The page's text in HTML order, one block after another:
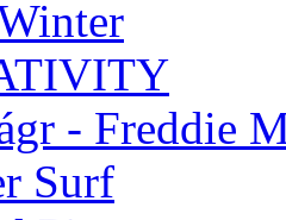
- Freddie
Surf